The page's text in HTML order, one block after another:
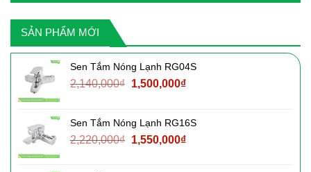
SẢN PHẨM MỚI
Sen Tắm Nóng Lạnh RG04S
2,140,000₫ Giá
2,140,000₫.
1,500,000₫Giá
là:
1,500,000₫.
Sen Tắm Nóng Lạnh RG16S
2,220,000₫ Giá
1,550,000₫Giá